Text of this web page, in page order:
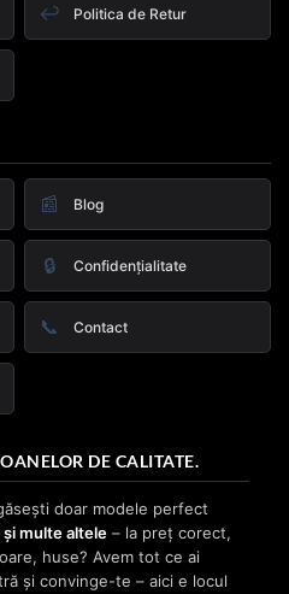
↩️ Politica de Retur
📰 Blog
🔒 Confidențialitate
📞 Contact
DE CALITATE.
doar modele perfect
și multe altele – la preț corect,
huse? Avem tot ce ai
și convinge-te – aici e locul